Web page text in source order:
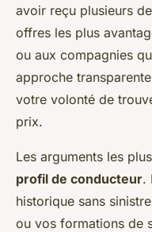
avoir reçu plusieurs
offres les plus
ou aux compagnies
approche
votre volonté de
prix.
Les arguments les
profil de conducteur.
historique sans
ou vos formations de